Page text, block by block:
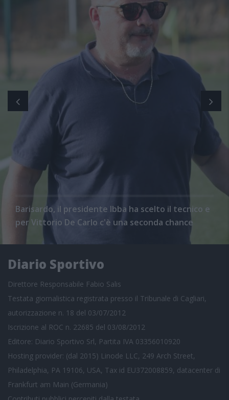
Barisardo, il presidente Ibba ha scelto il tecnico e
per Vittorio De Carlo c'è una seconda chance
Diario Sportivo
Direttore Responsabile Fabio Salis
Testata giornalistica registrata presso il Tribunale di Cagliari,
autorizzazione n. 18 del 03/07/2012
Iscrizione al ROC n. 22685 del 03/08/2012
Editore: Diario Sportivo Srl, Partita IVA 03356010920
Hosting provider: (dal 2015) Linode LLC, 249 Arch Street,
Philadelphia, PA 19106, USA, Tax id EU372008859, datacenter di
Frankfurt am Main (Germania)